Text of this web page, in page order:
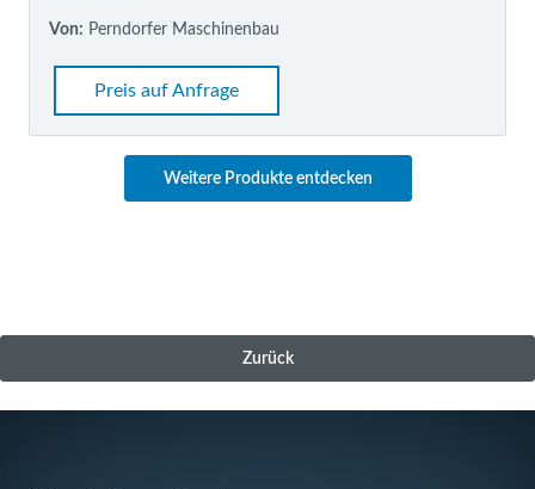
Von: Perndorfer Maschinenbau
Preis auf Anfrage
Weitere Produkte entdecken
Zurück